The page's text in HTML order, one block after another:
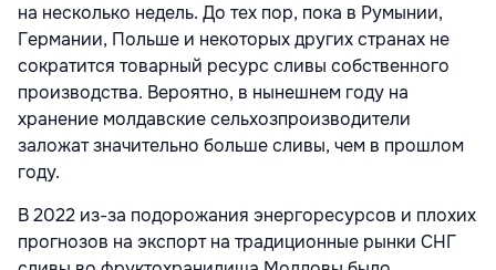
на несколько недель. До тех пор, пока в Румынии,
Германии, Польше и некоторых других странах не
сократится товарный ресурс сливы собственного
производства. Вероятно, в нынешнем году на
хранение молдавские сельхозпроизводители
заложат значительно больше сливы, чем в прошлом
году.
В 2022 из-за подорожания энергоресурсов и плохих
прогнозов на экспорт на традиционные рынки СНГ